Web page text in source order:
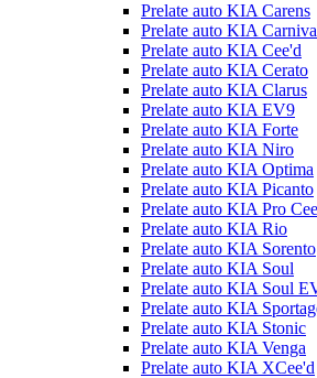
Prelate auto KIA Carens
Prelate auto KIA
Prelate auto KIA Cee'd
Prelate auto KIA Cerato
Prelate auto KIA Clarus
Prelate auto KIA EV9
Prelate auto KIA Forte
Prelate auto KIA Niro
Prelate auto KIA Optima
Prelate auto KIA Picanto
Prelate auto KIA Pro
Prelate auto KIA Rio
Prelate auto KIA Sorento
Prelate auto KIA Soul
Prelate auto KIA Soul
Prelate auto KIA
Prelate auto KIA Stonic
Prelate auto KIA Venga
Prelate auto KIA XCee'd